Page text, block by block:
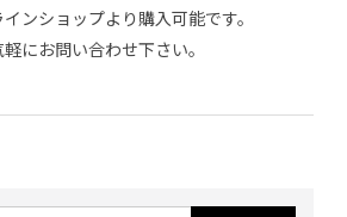
ンショップより購入可能です。
にお問い合わせ下さい。